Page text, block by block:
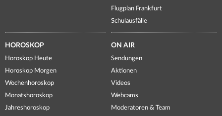
Flugplan Frankfurt
Schulausfälle
HOROSKOP
Horoskop Heute
Horoskop Morgen
Wochenhoroskop
Monatshoroskop
Jahreshoroskop
ON AIR
Sendungen
Aktionen
Videos
Webcams
Moderatoren & Team